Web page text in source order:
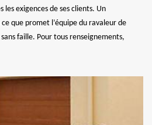
exigences de ses clients. Un
que promet l’équipe du ravaleur de
faille. Pour tous renseignements,